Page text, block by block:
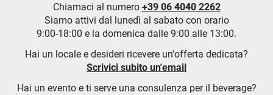
Chiamaci al numero +39 06 4040 2262
Siamo attivi dal lunedì al sabato con orario
9:00-18:00 e la domenica dalle 9:00 alle 13:00.
Hai un locale e desideri ricevere un'offerta dedicata?
Scrivici subito un'email
Hai un evento e ti serve una consulenza per il beverage?